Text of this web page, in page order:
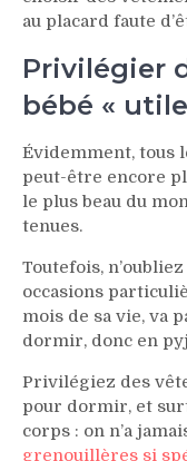
au placard faute
Privilégier
bébé «
Évidemment, tous
peut-être encore
le plus beau du
tenues.
Toutefois,
occasions
mois de sa vie, va
dormir, donc en
Privilégiez des
pour dormir, et
corps : on n’a
grenouillères si